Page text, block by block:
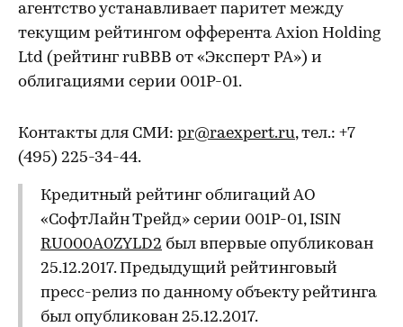
агентство устанавливает паритет между
текущим рейтингом офферента Axion Holding
Ltd (рейтинг ruBBB от «Эксперт РА») и
облигациями серии 001P-01.
Контакты для СМИ: pr@raexpert.ru, тел.: +7
(495) 225-34-44.
Кредитный рейтинг облигаций АО
«СофтЛайн Трейд» серии 001P-01, ISIN
RU000A0ZYLD2 был впервые опубликован
25.12.2017. Предыдущий рейтинговый
пресс-релиз по данному объекту рейтинга
был опубликован 25.12.2017.